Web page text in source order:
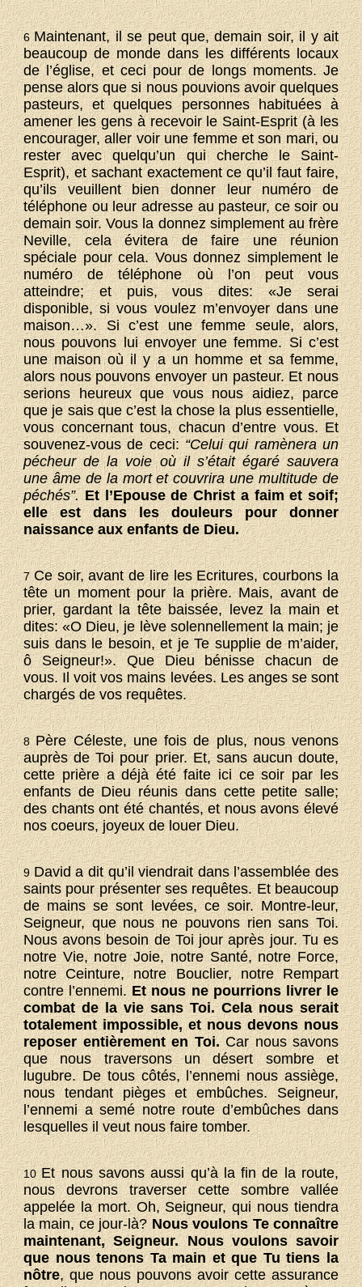
6Maintenant, il se peut que, demain soir, il y ait
beaucoup de monde dans les différents locaux
de l’église, et ceci pour de longs moments. Je
pense alors que si nous pouvions avoir quelques
pasteurs, et quelques personnes habituées à
amener les gens à recevoir le Saint-Esprit (à les
encourager, aller voir une femme et son mari, ou
rester avec quelqu’un qui cherche le Saint-
Esprit), et sachant exactement ce qu’il faut faire,
qu’ils veuillent bien donner leur numéro de
téléphone ou leur adresse au pasteur, ce soir ou
demain soir. Vous la donnez simplement au frère
Neville, cela évitera de faire une réunion
spéciale pour cela. Vous donnez simplement le
numéro de téléphone où l’on peut vous
atteindre; et puis, vous dites: «Je serai
disponible, si vous voulez m’envoyer dans une
maison…». Si c’est une femme seule, alors,
nous pouvons lui envoyer une femme. Si c’est
une maison où il y a un homme et sa femme,
alors nous pouvons envoyer un pasteur. Et nous
serions heureux que vous nous aidiez, parce
que je sais que c’est la chose la plus essentielle,
vous concernant tous, chacun d’entre vous. Et
souvenez-vous de ceci: “Celui qui ramènera un
pécheur de la voie où il s’était égaré sauvera
une âme de la mort et couvrira une multitude de
péchés”.Et l’Epouse de Christ a faim et soif;
elle est dans les douleurs pour donner
naissance aux enfants de Dieu.
7Ce soir, avant de lire les Ecritures, courbons la
tête un moment pour la prière. Mais, avant de
prier, gardant la tête baissée, levez la main et
dites: «O Dieu, je lève solennellement la main; je
suis dans le besoin, et je Te supplie de m’aider,
ô Seigneur!». Que Dieu bénisse chacun de
vous. Il voit vos mains levées. Les anges se sont
chargés de vos requêtes.
8Père Céleste, une fois de plus, nous venons
auprès de Toi pour prier. Et, sans aucun doute,
cette prière a déjà été faite ici ce soir par les
enfants de Dieu réunis dans cette petite salle;
des chants ont été chantés, et nous avons élevé
nos coeurs, joyeux de louer Dieu.
9David a dit qu’il viendrait dans l’assemblée des
saints pour présenter ses requêtes. Et beaucoup
de mains se sont levées, ce soir. Montre-leur,
Seigneur, que nous ne pouvons rien sans Toi.
Nous avons besoin de Toi jour après jour. Tu es
notre Vie, notre Joie, notre Santé, notre Force,
notre Ceinture, notre Bouclier, notre Rempart
contre l’ennemi.Et nous ne pourrions livrer le
combat de la vie sans Toi. Cela nous serait
totalement impossible, et nous devons nous
reposer entièrement en Toi.Car nous savons
que nous traversons un désert sombre et
lugubre. De tous côtés, l’ennemi nous assiège,
nous tendant pièges et embûches. Seigneur,
l’ennemi a semé notre route d’embûches dans
lesquelles il veut nous faire tomber.
10Et nous savons aussi qu’à la fin de la route,
nous devrons traverser cette sombre vallée
appelée la mort. Oh, Seigneur, qui nous tiendra
la main, ce jour-là?Nous voulons Te connaître
maintenant, Seigneur. Nous voulons savoir
que nous tenons Ta main et que Tu tiens la
nôtre, que nous pouvons avoir cette assurance